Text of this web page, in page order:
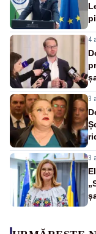
4
3
3